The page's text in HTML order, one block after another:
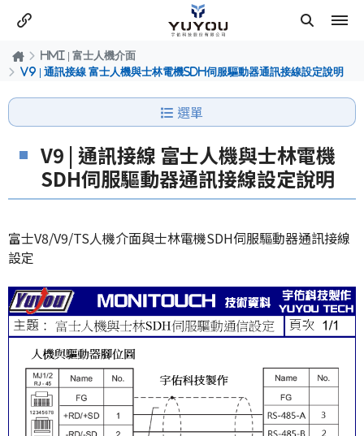
HMI | 富士人機介面
V9 | 通訊接線 富士人機與士林電機SDH伺服驅動器通訊接線設定說明
選單
V9 | 通訊接線 富士人機與士林電機
SDH伺服驅動器通訊接線設定說明
富士V8/V9/TS人機介面與士林電機SDH伺服驅動器通訊接線
設定